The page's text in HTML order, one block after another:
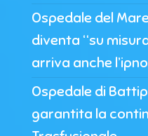
Ospedale del
diventa “su
arriva anche
Ospedale di
garantita la